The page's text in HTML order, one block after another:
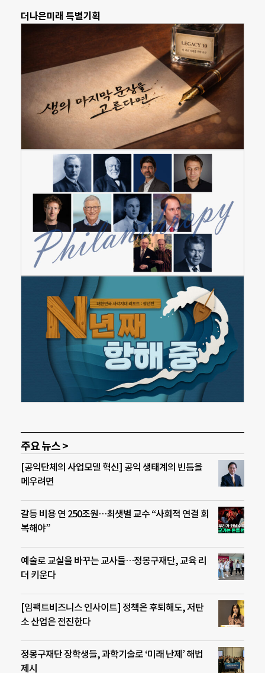
더나은미래 특별기획
주요 뉴스 >
[공익단체의 사업모델 혁신] 공익 생태계의 빈틈을
메우려면
갈등 비용 연 250조원…최샛별 교수 “사회적 연결 회
복해야”
예술로 교실을 바꾸는 교사들…정몽구재단, 교육 리
더 키운다
[임팩트비즈니스 인사이트] 정책은 후퇴해도, 저탄
소 산업은 전진한다
정몽구재단 장학생들, 과학기술로 ‘미래 난제’ 해법
제시